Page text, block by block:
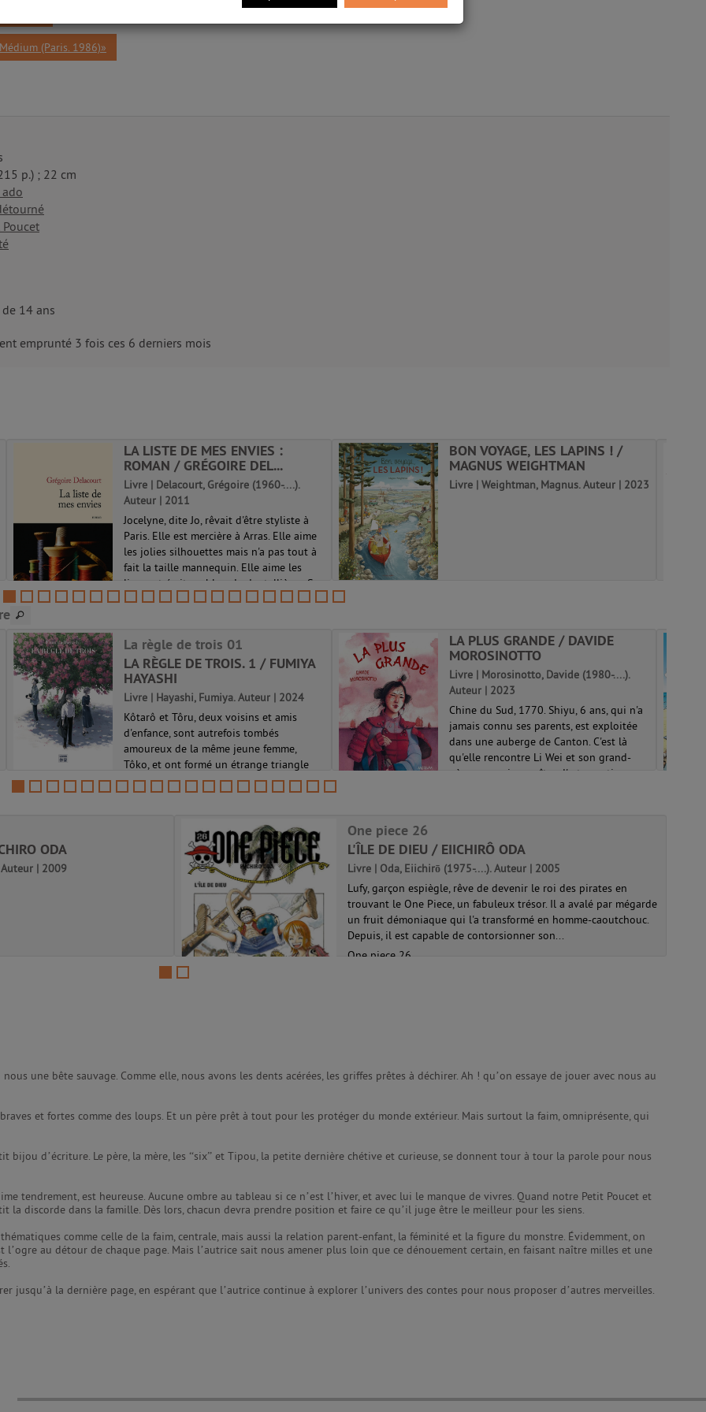
(Paris. 1986)»
p.) ; 22 cm
Poucet
14 ans
emprunté 3 fois ces 6 derniers mois
LA LISTE DE MES ENVIES :
ROMAN / GRÉGOIRE DEL...
Livre | Delacourt, Grégoire (1960-....).
Auteur | 2011
Jocelyne, dite Jo, rêvait d'être styliste à
Paris. Elle est mercière à Arras. Elle aime
les jolies silhouettes mais n'a pas tout à
fait la taille mannequin. Elle aime les
livres et écrit un blog de dentellières. Sa
mère lui manque...
BON VOYAGE, LES LAPINS ! /
MAGNUS WEIGHTMAN
Livre | Weightman, Magnus. Auteur | 2023
La règle de trois 01
LA RÈGLE DE TROIS. 1 / FUMIYA
HAYASHI
Livre | Hayashi, Fumiya. Auteur | 2024
Kôtarô et Tôru, deux voisins et amis
d'enfance, sont autrefois tombés
amoureux de la même jeune femme,
Tôko, et ont formé un étrange triangle
amoureux, jusqu'à la disparition
soudaine de Tôru. Désormais, malgré ses
La règle de trois 01
LA PLUS GRANDE / DAVIDE
MOROSINOTTO
Livre | Morosinotto, Davide (1980-....).
Auteur | 2023
Chine du Sud, 1770. Shiyu, 6 ans, qui n'a
jamais connu ses parents, est exploitée
dans une auberge de Canton. C'est là
qu'elle rencontre Li Wei et son grand-
père, un ancien maître d'arts martiaux.
ODA
| 2009
One piece 26
L'ÎLE DE DIEU / EIICHIRÔ ODA
Livre | Oda, Eiichirō (1975-....). Auteur | 2005
Lufy, garçon espiègle, rêve de devenir le roi des pirates en
trouvant le One Piece, un fabuleux trésor. Il a avalé par mégarde
un fruit démoniaque qui l'a transformé en homme-caoutchouc.
Depuis, il est capable de contorsionner son...
One piece 26
une bête sauvage. Comme elle, nous avons les dents acérées, les griffes prêtes à déchirer. Ah ! qu’on essaye de jouer avec nous au
et fortes comme des loups. Et un père prêt à tout pour les protéger du monde extérieur. Mais surtout la faim, omniprésente, qui
bijou d’écriture. Le père, la mère, les “six” et Tipou, la petite dernière chétive et curieuse, se donnent tour à tour la parole pour nous
tendrement, est heureuse. Aucune ombre au tableau si ce n’est l’hiver, et avec lui le manque de vivres. Quand notre Petit Poucet et
la discorde dans la famille. Dès lors, chacun devra prendre position et faire ce qu’il juge être le meilleur pour les siens.
comme celle de la faim, centrale, mais aussi la relation parent-enfant, la féminité et la figure du monstre. Évidemment, on
au détour de chaque page. Mais l’autrice sait nous amener plus loin que ce dénouement certain, en faisant naître milles et une
jusqu’à la dernière page, en espérant que l’autrice continue à explorer l’univers des contes pour nous proposer d’autres merveilles.